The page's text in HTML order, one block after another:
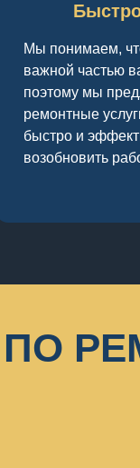
Мы понимаем,
важной частью
поэтому мы
ремонтные
быстро и
возобновить